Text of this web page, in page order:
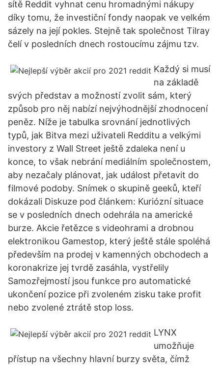
sítě Reddit vyhnat cenu hromadnými nákupy
díky tomu, že investiční fondy naopak ve velkém
sázely na její pokles. Stejně tak společnost Tilray
čelí v posledních dnech rostoucímu zájmu tzv.
Každý si musí
na základě
svých představ a možností zvolit sám, který
způsob pro něj nabízí nejvýhodnější zhodnocení
peněz. Níže je tabulka srovnání jednotlivých
typů, jak Bitva mezi uživateli Redditu a velkými
investory z Wall Street ještě zdaleka není u
konce, to však nebrání mediálním společnostem,
aby nezačaly plánovat, jak událost přetavit do
filmové podoby. Snímek o skupině geeků, kteří
dokázali Diskuze pod článkem: Kuriózní situace
se v posledních dnech odehrála na americké
burze. Akcie řetězce s videohrami a drobnou
elektronikou Gamestop, který ještě stále spoléhá
především na prodej v kamenných obchodech a
koronakrize jej tvrdě zasáhla, vystřelily
Samozřejmostí jsou funkce pro automatické
ukončení pozice při zvoleném zisku take profit
nebo zvolené ztrátě stop loss.
LYNX
umožňuje
přístup na všechny hlavní burzy světa, čímž